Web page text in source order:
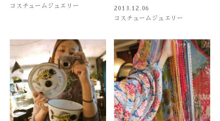
コスチュームジュエリー
2013.12.06
コスチュームジュエリー